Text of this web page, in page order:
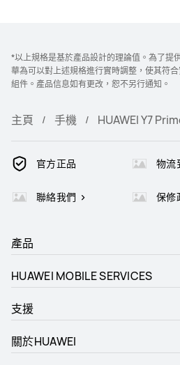
*以上規格是基於產品設計的理論值。為了提
華為可以對上述規格進行實時調整，使其符
組件。產品信息如有更改，恕不另行通知。
主頁 手機 HUAWEI Y7
官方正品 物流
聯絡我們 保修
產品
HUAWEI MOBILE SERVICES
支援
關於HUAWEI